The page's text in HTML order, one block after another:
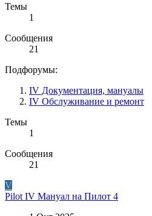
Темы
1
Сообщения
21
Подфорумы:
IV Документация, мануалы
IV Обслуживание и ремонт
Темы
1
Сообщения
21
V
Pilot IV Мануал на Пилот 4